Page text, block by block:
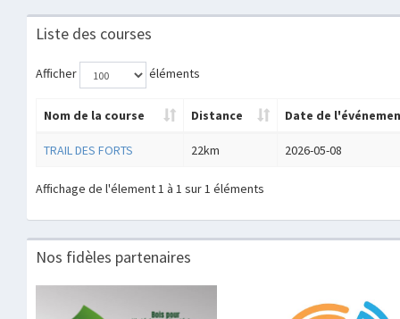
Liste des courses
Afficher éléments
Nom de la course Distance Date de
TRAIL DES FORTS 22km 2026-05-08
Affichage de l'élement 1 à 1 sur 1 éléments
Nos fidèles partenaires